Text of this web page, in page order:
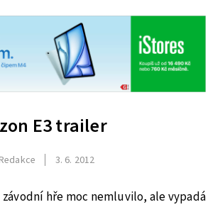
E3 trailer
3. 6. 2012
hře moc nemluvilo, ale vypadá